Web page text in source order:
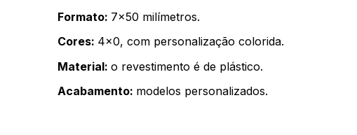
Formato: 7x50 milímetros.
Cores: 4x0, com personalização colorida.
Material: o revestimento é de plástico.
Acabamento: modelos personalizados.